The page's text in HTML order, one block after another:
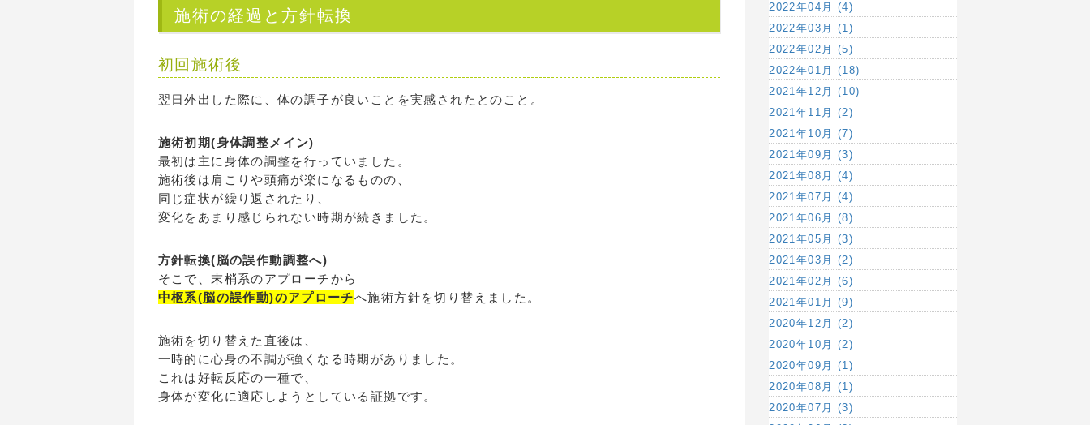
施術の経過と方針転換
初回施術後
翌日外出した際に、体の調子が良いことを実感されたとのこと。
施術初期(身体調整メイン)
最初は主に身体の調整を行っていました。
施術後は肩こりや頭痛が楽になるものの、
同じ症状が繰り返されたり、
変化をあまり感じられない時期が続きました。
方針転換(脳の誤作動調整へ)
そこで、末梢系のアプローチから
中枢系(脳の誤作動)のアプローチへ施術方針を切り替えました。
施術を切り替えた直後は、
一時的に心身の不調が強くなる時期がありました。
これは好転反応の一種で、
身体が変化に適応しようとしている証拠です。
2022年04月 (4)
2022年03月 (1)
2022年02月 (5)
2022年01月 (18)
2021年12月 (10)
2021年11月 (2)
2021年10月 (7)
2021年09月 (3)
2021年08月 (4)
2021年07月 (4)
2021年06月 (8)
2021年05月 (3)
2021年03月 (2)
2021年02月 (6)
2021年01月 (9)
2020年12月 (2)
2020年10月 (2)
2020年09月 (1)
2020年08月 (1)
2020年07月 (3)